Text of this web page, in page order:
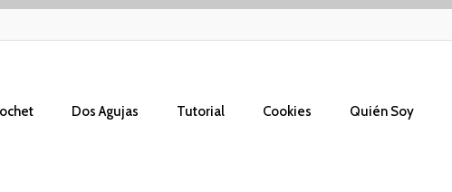
Dos Agujas Tutorial Cookies Quién Soy